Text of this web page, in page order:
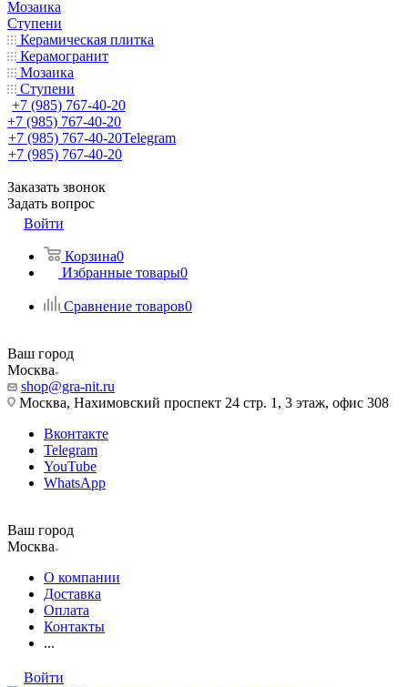
Мозаика
Ступени
Керамическая плитка
Керамогранит
Мозаика
Ступени
+7 (985) 767-40-20
+7 (985) 767-40-20
+7 (985) 767-40-20Telegram
+7 (985) 767-40-20
Заказать звонок
Задать вопрос
Войти
Корзина0
Избранные товары0
Сравнение товаров0
Ваш город
Москва
shop@gra-nit.ru
Москва, Нахимовский проспект 24 стр. 1, 3 этаж, офис 308
Вконтакте
Telegram
YouTube
WhatsApp
Ваш город
Москва
О компании
Доставка
Оплата
Контакты
...
Войти